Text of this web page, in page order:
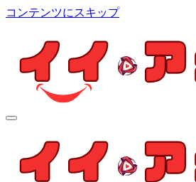
コンテンツにスキップ